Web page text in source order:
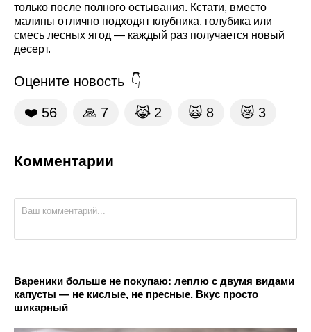
только после полного остывания. Кстати, вместо
малины отлично подходят клубника, голубика или
смесь лесных ягод — каждый раз получается новый
десерт.
Оцените новость
❤️ 56 🙏 7 😹 2 🙀 8 😿 3
Комментарии
Вареники больше не покупаю: леплю с двумя видами
капусты — не кислые, не пресные. Вкус просто
шикарный